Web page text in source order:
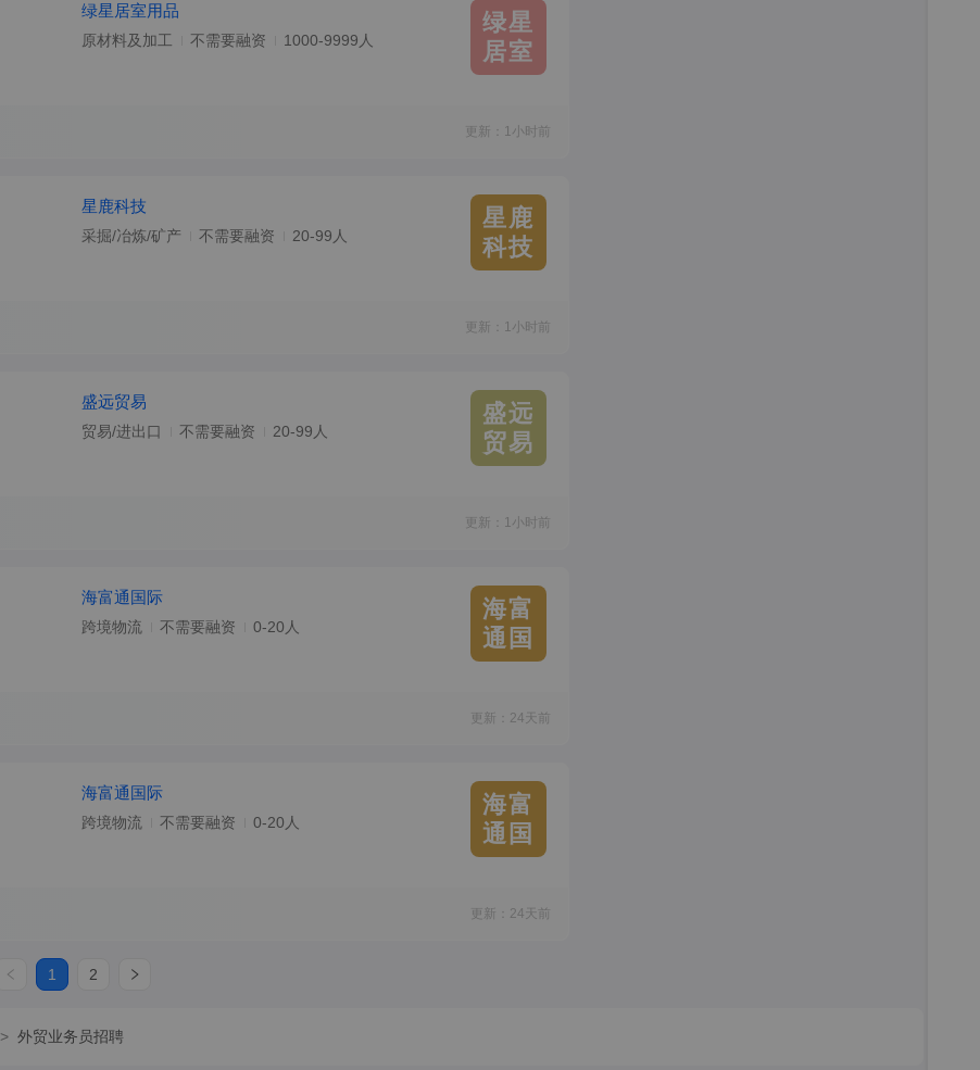
绿星居室用品
原材料及加工 不需要融资 1000-9999人
绿星
居室
更新：1小时前
星鹿科技
采掘/冶炼/矿产 不需要融资 20-99人
星鹿
科技
更新：1小时前
盛远贸易
贸易/进出口 不需要融资 20-99人
盛远
贸易
更新：1小时前
海富通国际
跨境物流 不需要融资 0-20人
海富
通国
更新：24天前
海富通国际
跨境物流 不需要融资 0-20人
海富
通国
更新：24天前
1 2
> 外贸业务员招聘